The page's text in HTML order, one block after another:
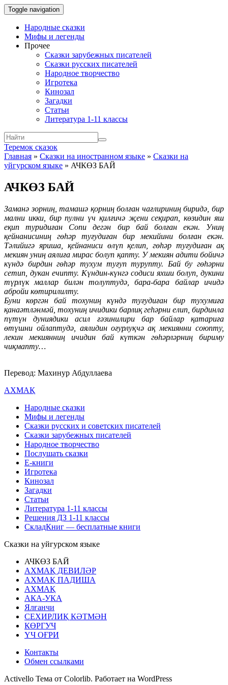
Toggle navigation
Народные сказки
Мифы и легенды
Прочее
Сказки зарубежных писателей
Сказки русских писателей
Народное творчество
Игротека
Кинозал
Загадки
Статьи
Литература 1-11 классы
Теремок сказок
Главная » Сказки на иностранном языке » Сказки на
уйгурском языке » АЧКӨЗ БАЙ
АЧКӨЗ БАЙ
Заманә зорниң, тамашә қорниң болған чағлириниң биридә, бир
мални икки, бир пулни үч қилғичә җени сеқирап, көзидин яш
еқип туридиған Сопи дегән бир бай болған екән. Униң
қейнанисиниң гөһәр туғудиған бир мекийини болған екән.
Тәлийигә яриша, қейнаниси өлүп қелип, гөһәр туғудиған ақ
мекиян униң аялиға мирас болуп қапту. У мекиян адити бойичә
күндә бирдин гөһәр тухум туғуп турупту. Бай бу гөһәрни
сетип, дукан ечипту. Күндин-күнгә содиси яхши болуп, дукини
түрлүк маллар билән толуптудә, бара-бара байлар ичидә
абройи көтирилилту.
Буни көргән бай тохуниң күндә туғудиған бир тухумиға
қанаәтләнмәй, тохуниң ичидики барлиқ геһәрни елип, бирдинла
пүтүн дуниядики асил ғәзинилири бар байлар қатариға
өтүшни ойлаптудә, аялидин оғурлуқчә ақ мекиянни союпту,
лекин мекиянниң ичидин бай күткән гөһәрләрниң бириму
чиқмапту…
Перевод: Махинур Абдуллаева
АХМАҚ
Народные сказки
Мифы и легенды
Сказки русских и советских писателей
Сказки зарубежных писателей
Народное творчество
Послушать сказки
Е-книги
Игротека
Кинозал
Загадки
Статьи
Литература 1-11 классы
Решения ДЗ 1-11 классы
СкладКниг — бесплатные книги
Сказки на уйгурском языке
АЧКӨЗ БАЙ
АХМАҚ ДЕВИЛӘР
АХМАҚ ПАДИША
АХМАҚ
АКА-УКА
Ялғанчи
СЕХИРЛИҚ КӘТМӘН
КӨРГУЧ
ҮЧ ОҒРИ
Контакты
Обмен ссылками
Activello Тема от Colorlib. Работает на WordPress